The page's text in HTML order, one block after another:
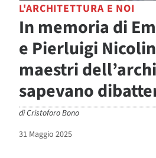
L'ARCHITETTURA E NOI
In memoria di
e Pierluigi
maestri
sapevano
diCristoforo Bono
31 Maggio 2025